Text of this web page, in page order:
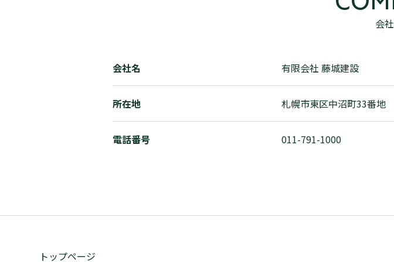
会
会社名 有限会社 藤城建設
所在地 札幌市東区中沼町33番地
電話番号 011-791-1000
トップページ